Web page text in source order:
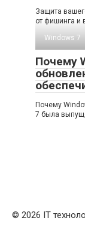
Защита
от фишинга и
Windows 7
Почему
Почему
7 была
© 2026 IT